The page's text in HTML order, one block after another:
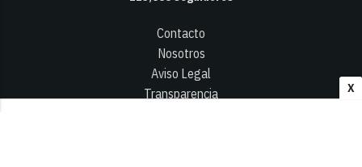
X
Contacto
Nosotros
Aviso Legal
Transparencia